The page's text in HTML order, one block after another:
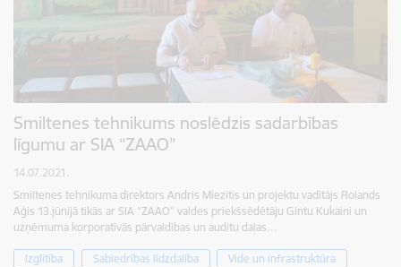
Smiltenes tehnikums noslēdzis sadarbības
līgumu ar SIA “ZAAO”
14.07.2021.
Smiltenes tehnikuma direktors Andris Miezītis un projektu vadītājs Rolands
Aģis 13.jūnijā tikās ar SIA “ZAAO” valdes priekšsēdētāju Gintu Kukaini un
uzņēmuma korporatīvās pārvaldības un auditu daļas…
Izglītība Sabiedrības līdzdalība Vide un infrastruktūra